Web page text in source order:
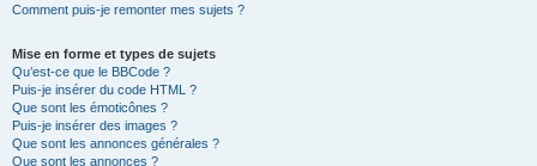
Comment puis-je remonter mes sujets ?
Mise en forme et types de sujets
Qu’est-ce que le BBCode ?
Puis-je insérer du code HTML ?
Que sont les émoticônes ?
Puis-je insérer des images ?
Que sont les annonces générales ?
Que sont les annonces ?